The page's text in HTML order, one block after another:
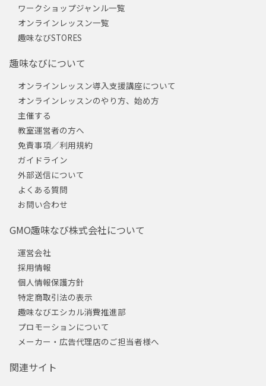
ワークショップジャンル一覧
オンラインレッスン一覧
趣味なびSTORES
趣味なびについて
オンラインレッスン導入支援講座について
オンラインレッスンのやり方、始め方
主催する
教室運営者の方へ
免責事項／利用規約
ガイドライン
外部送信について
よくある質問
お問い合わせ
GMO趣味なび株式会社について
運営会社
採用情報
個人情報保護方針
特定商取引法の表示
趣味なびエシカル消費推進部
プロモーションについて
メーカー・広告代理店のご担当者様へ
関連サイト